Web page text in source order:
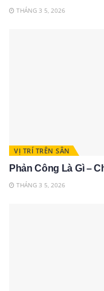
THÁNG 3 5, 2026
VỊ TRÍ TRÊN SÂN
Phản Công Là Gì –
THÁNG 3 5, 2026